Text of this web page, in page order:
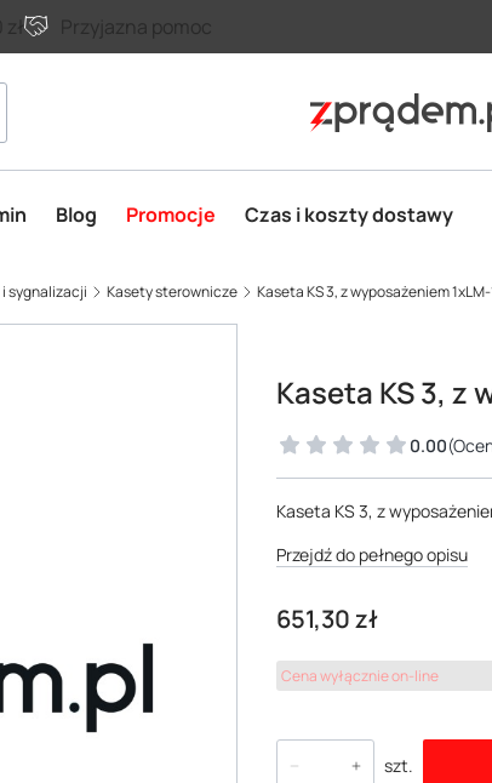
Przyjazna pomoc
Blog Promocje Czas i koszty dostawy
sygnalizacji Kasety sterownicze Kaseta KS 3, z wyposażeniem
Kaseta KS 3, z
0.00
Kaseta KS 3, z
Przejdź do pełnego opisu
Cena
651,30 zł
Cena wyłącznie on-line
szt.